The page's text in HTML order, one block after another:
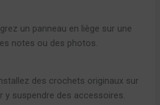
un panneau en liège sur une
notes ou des photos.
des crochets originaux sur
y suspendre des accessoires.